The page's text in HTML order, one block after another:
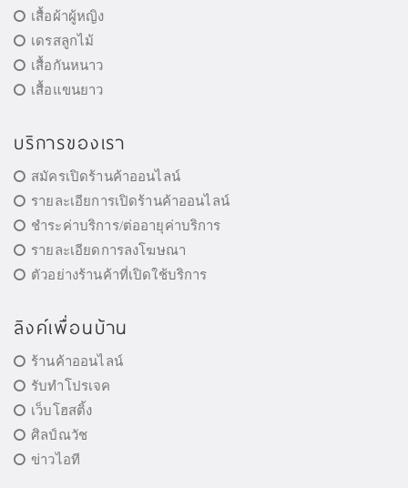
เสื้อผ้าผู้หญิง
เดรสลูกไม้
เสื้อกันหนาว
เสื้อแขนยาว
บริการของเรา
สมัครเปิดร้านค้าออนไลน์
รายละเอียการเปิดร้านค้าออนไลน์
ชำระค่าบริการ/ต่ออายุค่าบริการ
รายละเอียดการลงโฆษณา
ตัวอย่างร้านค้าที่เปิดใช้บริการ
ลิงค์เพื่อนบ้าน
ร้านค้าออนไลน์
รับทำโปรเจค
เว็บโฮสติ้ง
ศิลป์ณวัช
ข่าวไอที